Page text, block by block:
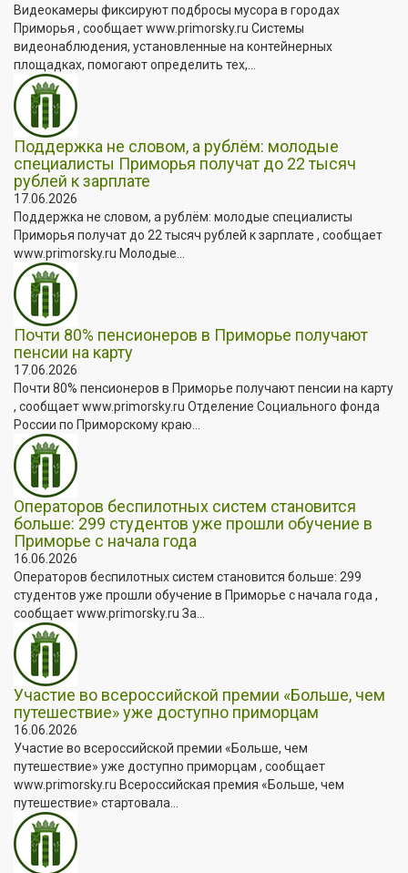
Видеокамеры фиксируют подбросы мусора в городах
Приморья , сообщает www.primorsky.ru Системы
видеонаблюдения, установленные на контейнерных
площадках, помогают определить тех,...
Поддержка не словом, а рублём: молодые
специалисты Приморья получат до 22 тысяч
рублей к зарплате
17.06.2026
Поддержка не словом, а рублём: молодые специалисты
Приморья получат до 22 тысяч рублей к зарплате , сообщает
www.primorsky.ru Молодые...
Почти 80% пенсионеров в Приморье получают
пенсии на карту
17.06.2026
Почти 80% пенсионеров в Приморье получают пенсии на карту
, сообщает www.primorsky.ru Отделение Социального фонда
России по Приморскому краю...
Операторов беспилотных систем становится
больше: 299 студентов уже прошли обучение в
Приморье с начала года
16.06.2026
Операторов беспилотных систем становится больше: 299
студентов уже прошли обучение в Приморье с начала года ,
сообщает www.primorsky.ru За...
Участие во всероссийской премии «Больше, чем
путешествие» уже доступно приморцам
16.06.2026
Участие во всероссийской премии «Больше, чем
путешествие» уже доступно приморцам , сообщает
www.primorsky.ru Всероссийская премия «Больше, чем
путешествие» стартовала...